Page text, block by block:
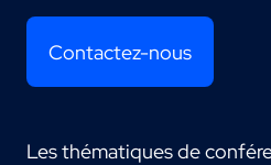
Contactez-nous
Les thématiques de